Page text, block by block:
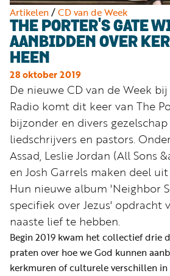
Artikelen/CD van de Week
THE PORTER'S GATE
AANBIDDEN OVER
HEEN
28 oktober 2019
De nieuwe CD van de Week
Radio komt dit keer van The
bijzonder en divers
liedschrijvers en pastors.
Assad, Leslie Jordan (All Sons
en Josh Garrels maken deel
Hun nieuwe album 'Neighbor
specifiek over Jezus' opdracht
naaste lief te hebben.
Begin 2019 kwam het collectief drie
praten over hoe we God kunnen
kerkmuren of culturele verschillen in
missie
Info
Word
nu
vriend
Businessclub
Adverteren
Winkel
Privacy
reglement
Algemene